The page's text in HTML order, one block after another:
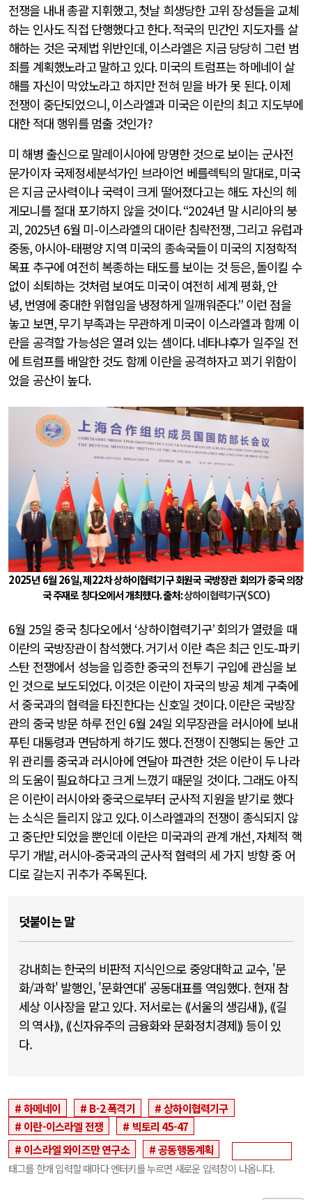
전쟁을 내내 총괄 지휘했고,첫날 희생당한 고위 장성들을 교체
하는 인사도 직접 단행했다고 한다.적국의 민간인 지도자를 살
해하는 것은 국제법 위반인데,이스라엘은 지금 당당히 그런 범
죄를 계획했노라고 말하고 있다.미국의 트럼프는 하메네이 살
해를 자신이 막았노라고 하지만 전혀 믿을 바가 못 된다.이제
전쟁이 중단되었으니,이스라엘과 미국은 이란의 최고 지도부에
대한 적대 행위를 멈출 것인가?
미 해병 출신으로 말레이시아에 망명한 것으로 보이는 군사전
문가이자 국제정세분석가인 브라이언 베를렉틱의 말대로,미국
은 지금 군사력이나 국력이 크게 떨어졌다고는 해도 자신의 헤
게모니를 절대 포기하지 않을 것이다. “2024년 말 시리아의 붕
괴, 2025년 6월 미-이스라엘의 대이란 침략전쟁,그리고 유럽과
중동, 아시아-태평양 지역 미국의 종속국들이 미국의 지정학적
목표 추구에 여전히 복종하는 태도를 보이는 것 등은,돌이킬 수
없이 쇠퇴하는 것처럼 보여도 미국이 여전히 세계 평화,안
녕, 번영에 중대한 위협임을 냉정하게 일깨워준다.” 이런 점을
놓고 보면,무기 부족과는 무관하게 미국이 이스라엘과 함께 이
란을 공격할 가능성은 열려 있는 셈이다.네타냐후가 일주일 전
에 트럼프를 배알한 것도 함께 이란을 공격하자고 꾀기 위함이
었을 공산이 높다.
2025년 6월26일,제22차 상하이협력기구 회원국 국방장관 회의가 중국 의장
국 주재로 칭다오에서 개최했다.출처:상하이협력기구(SCO)
6월 25일 중국 칭다오에서 ‘상하이협력기구’회의가 열렸을 때
이란의 국방장관이 참석했다.거기서 이란 측은 최근 인도-파키
스탄 전쟁에서 성능을 입증한 중국의 전투기 구입에 관심을 보
인 것으로 보도되었다.이것은 이란이 자국의 방공 체계 구축에
서 중국과의 협력을 타진한다는 신호일 것이다.이란은 국방장
관의 중국 방문 하루 전인 6월 24일 외무장관을 러시아에 보내
푸틴 대통령과 면담하게 하기도 했다.전쟁이 진행되는 동안 고
위 관리를 중국과 러시아에 연달아 파견한 것은 이란이 두 나라
의 도움이 필요하다고 크게 느꼈기 때문일 것이다.그래도 아직
은 이란이 러시아와 중국으로부터 군사적 지원을 받기로 했다
는 소식은 들리지 않고 있다.이스라엘과의 전쟁이 종식되지 않
고 중단만 되었을 뿐인데 이란은 미국과의 관계 개선,자체적 핵
무기 개발,러시아-중국과의 군사적 협력의 세 가지 방향 중 어
디로 갈는지 귀추가 주목된다.
덧붙이는 말
강내희는 한국의 비판적 지식인으로 중앙대학교 교수, '문
화/과학' 발행인, '문화연대' 공동대표를 역임했다. 현재 참
세상 이사장을 맡고 있다. 저서로는 ⟪서울의 생김새⟫, ⟪길
의 역사⟫, ⟪신자유주의 금융화와 문화정치경제⟫ 등이 있
다.
하메네이 B-2 폭격기
상하이협력기구
이란-이스라엘 전쟁
빅토리 45-47
이스라엘 와이즈만 연구소
공동행동계획
태그를 한개 입력할 때마다 엔터키를 누르면 새로운 입력창이 나옵니다.